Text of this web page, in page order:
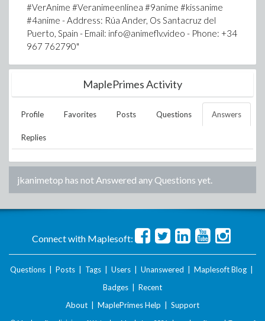
#VerAnime #Veranimeenlínea #9anime #kissanime
#4anime - Address: Rúa Ander, Os Santacruz del
Puerto, Spain - Email: info@animeflv.video - Phone: +34
967 762790"
MaplePrimes Activity
Profile Favorites Posts Questions Answers
Replies
jkanimetop has not Answered any Questions yet.
Connect with Maplesoft:
Questions Posts Tags Users Unanswered Maplesoft Blog
Badges
Recent
About
MaplePrimes Help Support